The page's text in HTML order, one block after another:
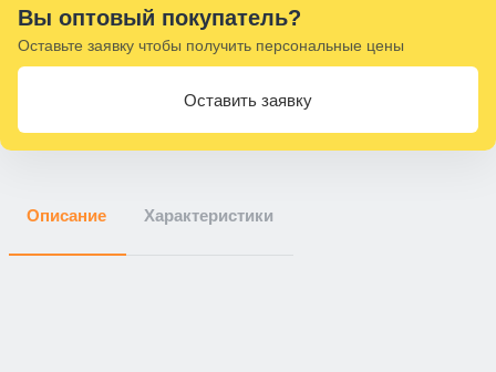
Вы оптовый покупатель?
Оставьте заявку чтобы получить персональные цены
Оставить заявку
Описание Характеристики